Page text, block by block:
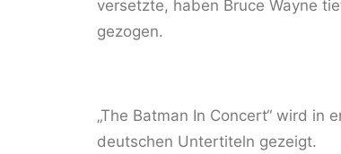
versetzte, haben Bruce Wayne
gezogen.
„The Batman In Concert“ wird in
deutschen Untertiteln gezeigt.